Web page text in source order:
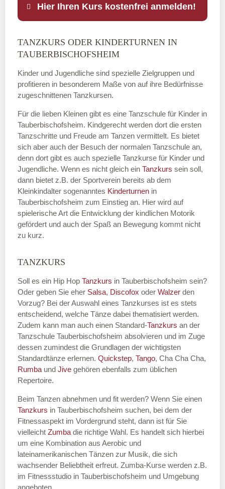
Hier Ihren Kurs kostenfrei anmelden!
Name*
E-Mail*
Name der Tanzschule
Kontakt E-Mail
Kontakt Telefonnummer
Name des Tanzkurs *
Tanzart*
Mit Absenden der Daten akzeptiere
TANZKURS ODER KINDERTURNEN IN
TAUBERBISCHOFSHEIM
Kinder und Jugendliche sind spezielle Zielgruppen und
profitieren in besonderem Maße von auf ihre Bedürfnisse
zugeschnittenen Tanzkursen.
Für die lieben Kleinen gibt es eine Tanzschule für Kinder in
Tauberbischofsheim. Kindgerecht werden dort die ersten
Tanzschritte und Freude am Tanzen vermittelt. Es bietet
sich aber auch der Besuch der normalen Tanzschule an,
denn dort gibt es auch spezielle Tanzkurse für Kinder und
Jugendliche. Wenn es nicht gleich ein Tanzkurs sein soll,
dann bietet z.B. der Sportverein bereits ab dem
Kleinkindalter sogenanntes Kinderturnen in
Tauberbischofsheim zum Einstieg an. Hier wird auf
spielerische Art die Entwicklung der kindlichen Motorik
gefördert und auch der Spaß an Bewegung kommt nicht
zu kurz.
TANZKURS
Soll es ein Hip Hop Tanzkurs in Tauberbischofsheim sein?
Oder geben Sie eher Salsa, Discofox oder Walzer den
Vorzug? Bei der Auswahl eines Tanzkurses ist es stets
entscheidend, welche Tänze dabei thematisiert werden.
Zudem kann man auch einen Standard-Tanzkurs an der
Tanzschule Tauberbischofsheim absolvieren und im Zuge
dessen zumindest die Grundlagen der wichtigsten
Standardtänze erlernen. Quickstep, Tango, Cha Cha Cha,
Rumba und Jive gehören ebenfalls zum üblichen
Repertoire.
Beim Tanzen abnehmen und fit werden? Wenn Sie einen
Tanzkurs in Tauberbischofsheim suchen, bei dem der
Fitnessaspekt im Vordergrund steht, dann ist für Sie
vielleicht Zumba die richtige Wahl. Es handelt sich hierbei
um eine Kombination aus Aerobic und
lateinamerikanischen Tänzen zur Musik, die sich
wachsender Beliebtheit erfreut. Zumba-Kurse werden z.B.
im Fitnessstudio in Tauberbischofsheim und Umgebung
angeboten.